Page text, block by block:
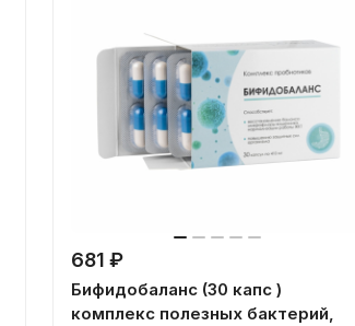
681 ₽
Бифидобаланс (30 капс )
комплекс полезных бактерий,